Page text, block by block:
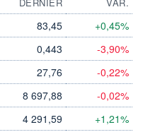
83,45 +0,45%
0,443 -3,90%
27,76 -0,22%
8 697,88 -0,02%
4 291,59 +1,21%